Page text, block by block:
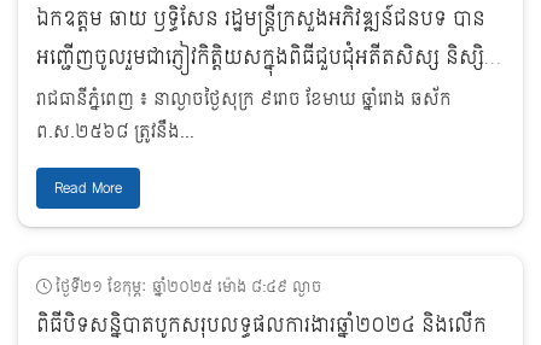
ឯកឧត្តម ឆាយ ឫទ្ធិសែន រដ្ឋមន្ត្រីក្រសួងអភិវឌ្ឍន៍ជនបទ បាន
អញ្ជើញចូលរួមជាភ្ញៀវកិត្តិយសក្នុងពិធីជួបជុំអតីតសិស្ស និស្សិត
នៃកម្មវិធីកិច្ចសហប្រតិបត្តិការសិង្ហបុរី (Singapore
Cooperation Programme-SCP) នៅសណ្ឋាគារ Rosewood
ភ្នំពេញ។
រាជធានីភ្នំពេញ ៖ នាល្ងាចថ្ងៃសុក្រ ៩រោច ខែមាឃ ឆ្នាំរោង ឆស័ក
ព.ស.២៥៦៨ ត្រូវនឹង...
Read More
ថ្ងៃទី២១ ខែកុម្ភៈ ឆ្នាំ២០២៥ ម៉ោង ៨:៤៩ ល្ងាច
ពិធីបិទសន្និបាតបូកសរុបលទ្ធផលការងារឆ្នាំ២០២៤ និងលើក